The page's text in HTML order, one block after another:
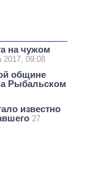
на чужом
2017, 09:08
общине
Рыбальском
известно
27